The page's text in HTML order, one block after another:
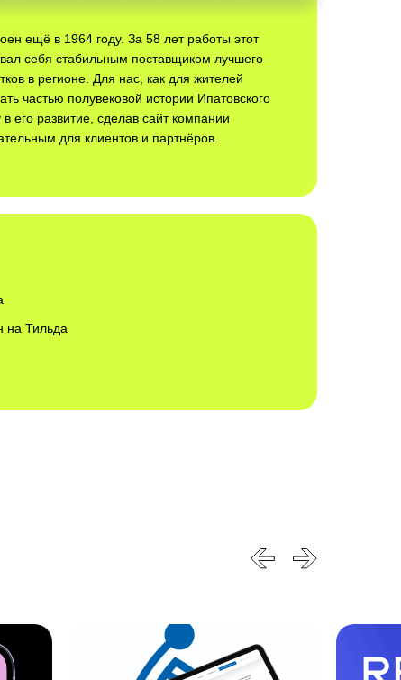
ещё в 1964 году. За 58 лет работы этот
себя стабильным поставщиком лучшего
в регионе. Для нас, как для жителей
частью полувековой истории Ипатовского
его развитие, сделав сайт компании
для клиентов и партнёров.
на Тильда